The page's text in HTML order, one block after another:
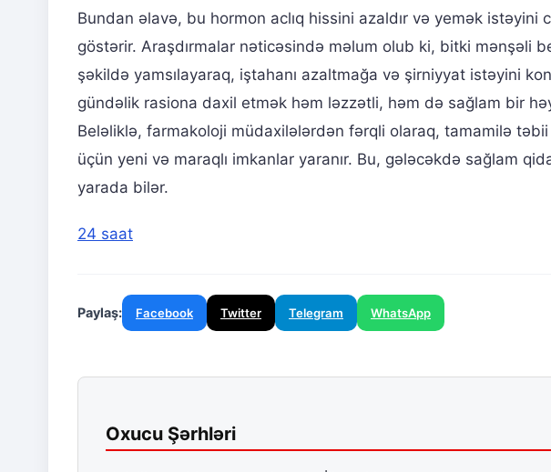
Bundan əlavə, bu hormon aclıq hissini azaldır və yemək
göstərir. Araşdırmalar nəticəsində məlum olub ki, bitki mənşəli
şəkildə yamsılayaraq, iştahanı azaltmağa və şirniyyat istəyini
gündəlik rasiona daxil etmək həm ləzzətli, həm də sağlam bir
Beləliklə, farmakoloji müdaxilələrdən fərqli olaraq, tamamilə
üçün yeni və maraqlı imkanlar yaranır. Bu, gələcəkdə sağlam
yarada bilər.
24 saat
Paylaş: Facebook Twitter Telegram WhatsApp
Oxucu Şərhləri